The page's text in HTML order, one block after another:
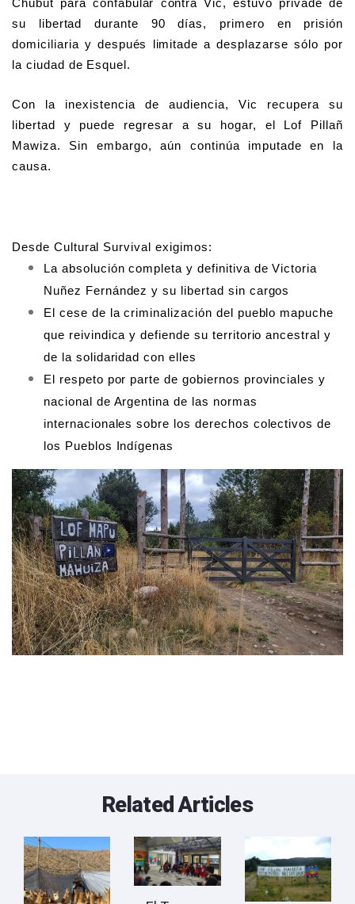
Chubut para confabular contra Vic, estuvo privade de
su libertad durante 90 días, primero en prisión
domiciliaria y después limitade a desplazarse sólo por
la ciudad de Esquel.
Con la inexistencia de audiencia, Vic recupera su
libertad y puede regresar a su hogar, el Lof Pillañ
Mawiza. Sin embargo, aún continúa imputade en la
causa.
Desde Cultural Survival exigimos:
La absolución completa y definitiva de Victoria
Nuñez Fernández y su libertad sin cargos
El cese de la criminalización del pueblo mapuche
que reivindica y defiende su territorio ancestral y
de la solidaridad con elles
El respeto por parte de gobiernos provinciales y
nacional de Argentina de las normas
internacionales sobre los derechos colectivos de
los Pueblos Indígenas
Related Articles